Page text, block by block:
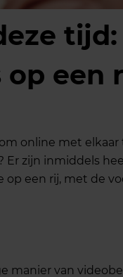
op een
online met
zijn inmiddels
op een rij, met de
manier van